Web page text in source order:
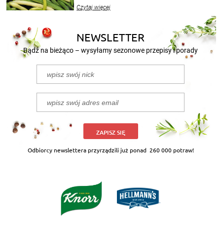
nasze propozycje!
Czytaj więcej
NEWSLETTER
Bądź na bieżąco – wysyłamy sezonowe przepisy i porady
ZAPISZ SIĘ
Odbiorcy newslettera przyrządzili już ponad 260 000 potraw!